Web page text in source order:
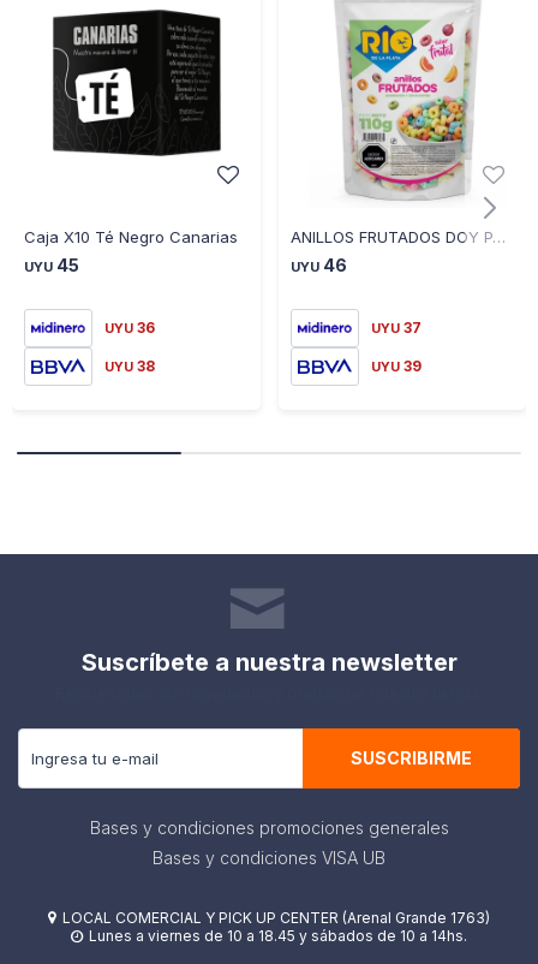
Caja X10 Té Negro Canarias
UYU 45
UYU 36
UYU 38
ANILLOS FRUTADOS DOY PACK RIO DE LA PLATA 110 GR
UYU 46
UYU 37
UYU 39
Suscríbete a nuestra newsletter
SUSCRIBIRME
Bases y condiciones promociones generales
Bases y condiciones VISA UB
 LOCAL COMERCIAL Y PICK UP CENTER (Arenal Grande 1763)
 Lunes a viernes de 10 a 18.45 y sábados de 10 a 14hs.